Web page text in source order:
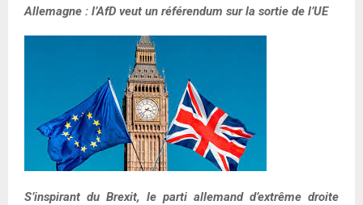
Allemagne : l’AfD veut un référendum sur la sortie de l’UE
S’inspirant du Brexit, le parti allemand d’extrême droite